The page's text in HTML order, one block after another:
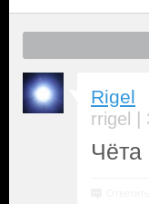
Rigel
rrigel |